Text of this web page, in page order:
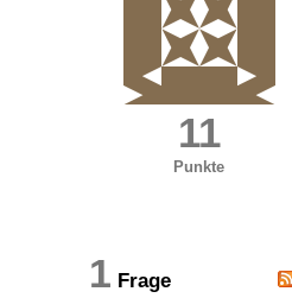
11
Punkte
1 Frage